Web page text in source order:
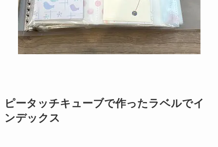
ピータッチキューブで作ったラベルでイ
ンデックス